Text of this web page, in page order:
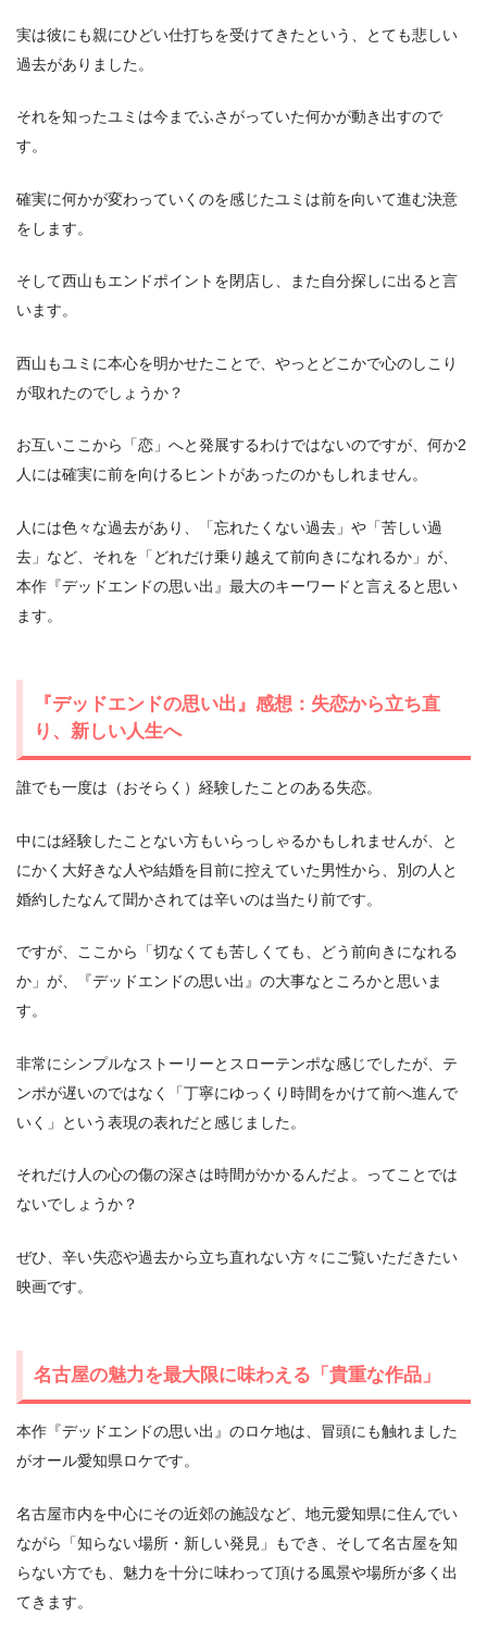
実は彼にも親にひどい仕打ちを受けてきたという、とても悲しい
過去がありました。
それを知ったユミは今までふさがっていた何かが動き出すので
す。
確実に何かが変わっていくのを感じたユミは前を向いて進む決意
をします。
そして西山もエンドポイントを閉店し、また自分探しに出ると言
います。
西山もユミに本心を明かせたことで、やっとどこかで心のしこり
が取れたのでしょうか？
お互いここから「恋」へと発展するわけではないのですが、何か2
人には確実に前を向けるヒントがあったのかもしれません。
人には色々な過去があり、「忘れたくない過去」や「苦しい過
去」など、それを「どれだけ乗り越えて前向きになれるか」が、
本作『デッドエンドの思い出』最大のキーワードと言えると思い
ます。
『デッドエンドの思い出』感想：失恋から立ち直
り、新しい人生へ
誰でも一度は（おそらく）経験したことのある失恋。
中には経験したことない方もいらっしゃるかもしれませんが、と
にかく大好きな人や結婚を目前に控えていた男性から、別の人と
婚約したなんて聞かされては辛いのは当たり前です。
ですが、ここから「切なくても苦しくても、どう前向きになれる
か」が、『デッドエンドの思い出』の大事なところかと思いま
す。
非常にシンプルなストーリーとスローテンポな感じでしたが、テ
ンポが遅いのではなく「丁寧にゆっくり時間をかけて前へ進んで
いく」という表現の表れだと感じました。
それだけ人の心の傷の深さは時間がかかるんだよ。ってことでは
ないでしょうか？
ぜひ、辛い失恋や過去から立ち直れない方々にご覧いただきたい
映画です。
名古屋の魅力を最大限に味わえる「貴重な作品」
本作『デッドエンドの思い出』のロケ地は、冒頭にも触れました
がオール愛知県ロケです。
名古屋市内を中心にその近郊の施設など、地元愛知県に住んでい
ながら「知らない場所・新しい発見」もでき、そして名古屋を知
らない方でも、魅力を十分に味わって頂ける風景や場所が多く出
てきます。